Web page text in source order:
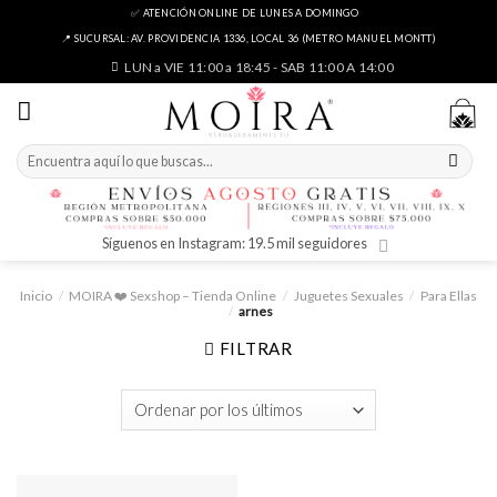
✅ ATENCIÓN ONLINE DE LUNES A DOMINGO
📍 SUCURSAL: AV. PROVIDENCIA 1336, LOCAL 36 (METRO MANUEL MONTT)
LUN a VIE 11:00 a 18:45 - SAB 11:00 A 14:00
Buscar
por:
Síguenos en Instagram: 19.5 mil seguidores
Inicio / MOIRA ❤️ Sexshop – Tienda Online / Juguetes Sexuales / Para Ellas
/ arnes
FILTRAR